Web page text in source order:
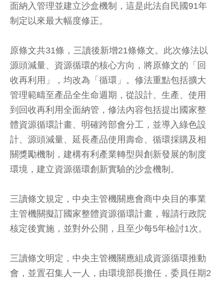
面納入管理並建立沙盒機制，這是此法自民國91年
制定以來最大幅度修正。
原條文共31條，三讀後新增21條條文。此次修法以
源頭減量、資源循環的核心方向，將原條文的「回
收再利用」，均改為「循環」。修法重點包括擴大
管理範疇至產品全生命週期，從設計、生產、使用
到回收再利用全面納管，修法內容包括提出國家整
體資源循環計畫、明確跨部會分工，並導入綠色設
計、源頭減量、延長產品使用壽命、循環採購及相
關獎勵機制，建構有利產業轉型與創新發展的制度
環境，建立資源循環創新實驗的沙盒機制。
三讀條文規定，中央主管機關應會商中央目的事業
主管機關擬訂國家整體資源循環計畫，報請行政院
核定後實施，並對外公開，且至少每5年檢討1次。
三讀條文明定，中央主管機關應組成資源循環推動
會，並置召集人一人，由環境部長擔任，委員任期2